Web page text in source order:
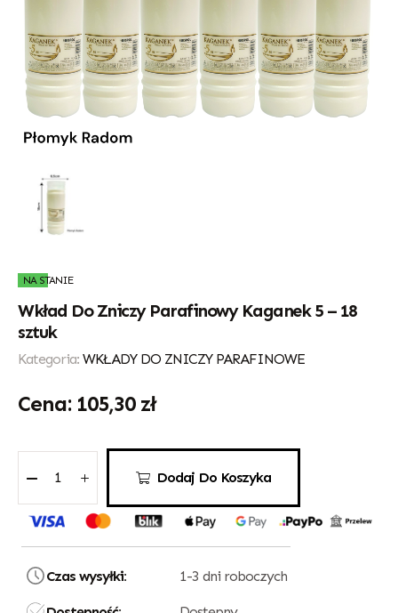
NA STANIE
Wkład Do Zniczy Parafinowy Kaganek 5 – 18
sztuk
Kategoria: WKŁADY DO ZNICZY PARAFINOWE
105,30 zł
Dodaj Do Koszyka
Czas wysyłki: 1-3 dni roboczych